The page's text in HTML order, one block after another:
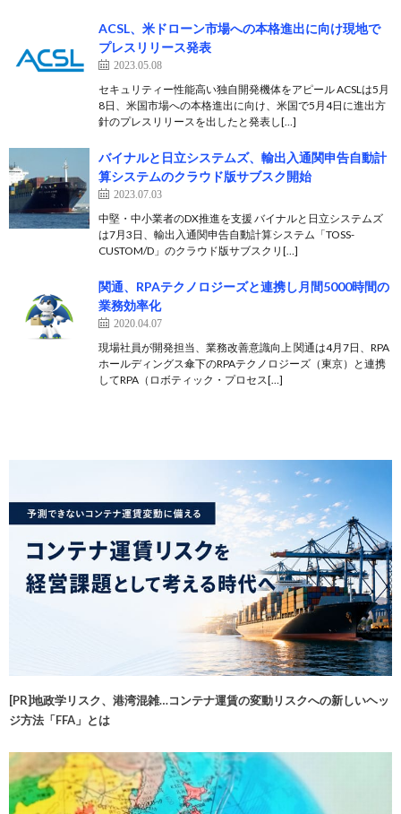
ACSL、米ドローン市場への本格進出に向け現地で
プレスリリース発表
2023.05.08
セキュリティー性能高い独自開発機体をアピール ACSLは5月
8日、米国市場への本格進出に向け、米国で5月4日に進出方
針のプレスリリースを出したと発表し[…]
バイナルと日立システムズ、輸出入通関申告自動計
算システムのクラウド版サブスク開始
2023.07.03
中堅・中小業者のDX推進を支援 バイナルと日立システムズ
は7月3日、輸出入通関申告自動計算システム「TOSS-
CUSTOM/D」のクラウド版サブスクリ[…]
関通、RPAテクノロジーズと連携し月間5000時間の
業務効率化
2020.04.07
現場社員が開発担当、業務改善意識向上 関通は4月7日、RPA
ホールディングス傘下のRPAテクノロジーズ（東京）と連携
してRPA（ロボティック・プロセス[…]
[PR]地政学リスク、港湾混雑…コンテナ運賃の変動リスクへの新しいヘッ
ジ方法「FFA」とは